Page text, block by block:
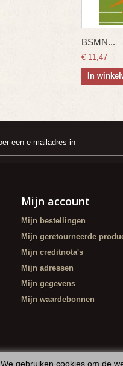
BSMN...
€ 11,47
In
Mijn account
Mijn bestellingen
Mijn geretourneerde
Mijn creditnota's
Mijn adressen
Mijn gegevens
Mijn waardebonnen
We gebruiken cookies om de